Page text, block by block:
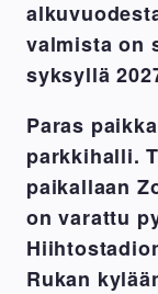
valmista on
syksyllä
Paras
parkkihalli.
paikallaan
on varattu
Rukan